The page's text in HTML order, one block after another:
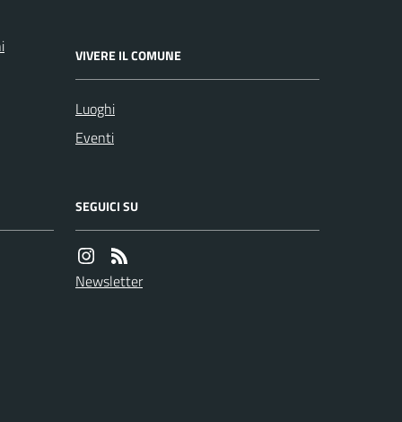
VIVERE IL COMUNE
Luoghi
Eventi
SEGUICI SU
Newsletter